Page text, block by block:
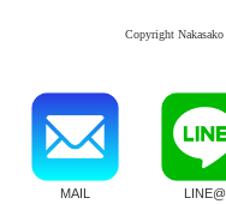
Copyright
MAIL LINE@